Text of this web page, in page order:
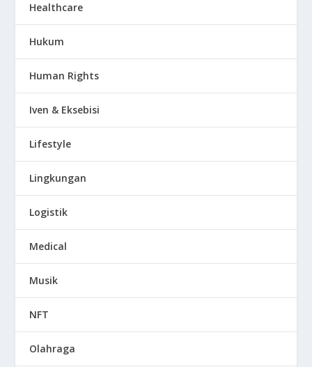
Healthcare
Hukum
Human Rights
Iven & Eksebisi
Lifestyle
Lingkungan
Logistik
Medical
Musik
NFT
Olahraga